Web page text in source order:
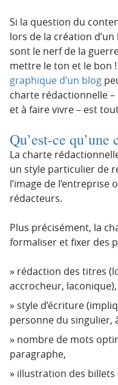
Si la question du
lors de la création
sont le nerf de la
mettre le ton et le bon
graphique d’un blog
charte rédactionnelle
et à faire vivre – est
Qu’est-ce
La charte
un style particulier de
l’image de l’entreprise
rédacteurs.
Plus précisément, la
formaliser et fixer des
rédaction des titres
accrocheur, laconique),
style d’écriture
personne du singulier,
nombre de mots
paragraphe,
illustration des billets